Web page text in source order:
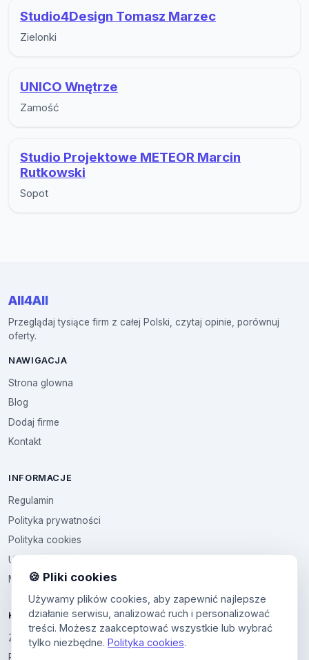
Studio4Design Tomasz Marzec
Zielonki
UNICO Wnętrze
Zamość
Studio Projektowe METEOR Marcin
Rutkowski
Sopot
All4All
Przeglądaj tysiące firm z całej Polski, czytaj opinie, porównuj
oferty.
NAWIGACJA
Strona glowna
Blog
Dodaj firme
Kontakt
INFORMACJE
Regulamin
Polityka prywatności
Polityka cookies
Ustawienia cookies
Multikod
KONTO
Zaloguj sie
Panel uzytkownika
🍪 Pliki cookies
Używamy plików cookies, aby zapewnić najlepsze
działanie serwisu, analizować ruch i personalizować
treści. Możesz zaakceptować wszystkie lub wybrać
tylko niezbędne. Polityka cookies.